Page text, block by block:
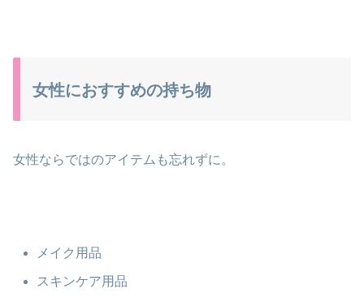
女性におすすめの持ち物
女性ならではのアイテムも忘れずに。
メイク用品
スキンケア用品